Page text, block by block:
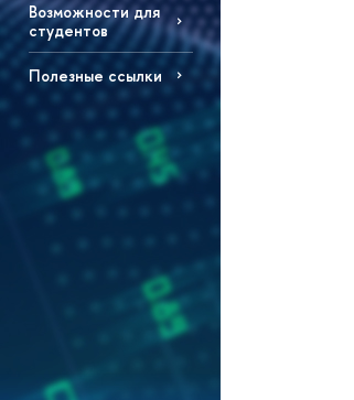
Возможности для
студентов
Полезные ссылки